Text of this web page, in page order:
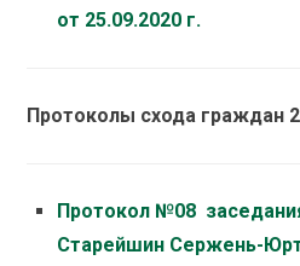
от 25.09.2020 г.
Протоколы схода граждан
Протокол №08
Старейшин Сержень-